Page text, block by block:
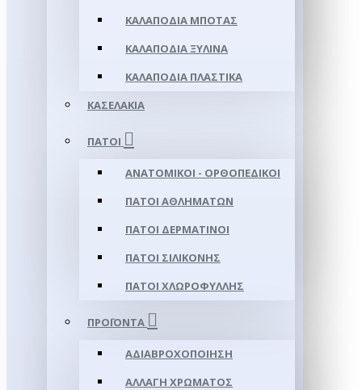
ΚΑΛΑΠΌΔΙΑ ΜΠΌΤΑΣ
ΚΑΛΑΠΌΔΙΑ ΞΎΛΙΝΑ
ΚΑΛΑΠΌΔΙΑ ΠΛΑΣΤΙΚΆ
ΚΑΣΕΛΆΚΙΑ
ΠΆΤΟΙ
ΑΝΑΤΟΜΙΚΟΊ - ΟΡΘΟΠΕΔΙΚΟΊ
ΠΆΤΟΙ ΑΘΛΗΜΆΤΩΝ
ΠΆΤΟΙ ΔΕΡΜΆΤΙΝΟΙ
ΠΆΤΟΙ ΣΙΛΙΚΌΝΗΣ
ΠΆΤΟΙ ΧΛΩΡΟΦΎΛΛΗΣ
ΠΡΟΪΌΝΤΑ
ΑΔΙΑΒΡΟΧΟΠΟΊΗΣΗ
ΑΛΛΑΓΉ ΧΡΏΜΑΤΟΣ